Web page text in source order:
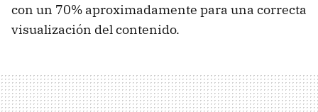
con un 70% aproximadamente para una correcta
visualización del contenido.